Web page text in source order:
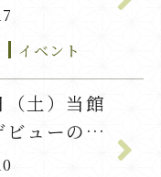
決定！
イベント
（土）当館
ューのお